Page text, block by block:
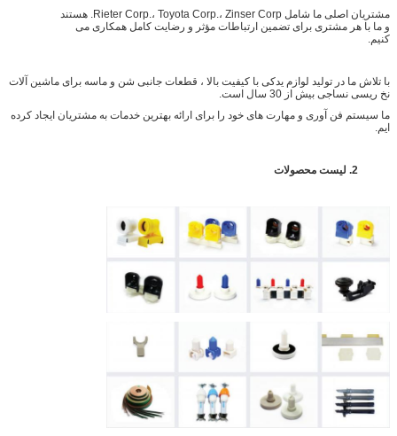
مشتریان اصلی ما شامل Rieter Corp.، Toyota Corp.، Zinser Corp. هستند
و ما با هر مشتری برای تضمین ارتباطات مؤثر و رضایت کامل همکاری می
کنیم.
با تلاش ما در تولید لوازم یدکی با کیفیت بالا ، قطعات جانبی شن و ماسه برای ماشین آلات
نخ ریسی نساجی بیش از 30 سال است.
ما سیستم فن آوری و مهارت های خود را برای ارائه بهترین خدمات به مشتریان ایجاد کرده
ایم.
2. لیست محصولات